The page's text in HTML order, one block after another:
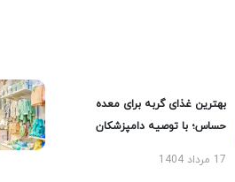
بهترین غذای گربه برای معده
حساس؛ با توصیه دامپزشکان
17 مرداد 1404